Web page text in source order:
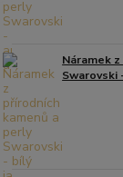
Náramek
Swarovski